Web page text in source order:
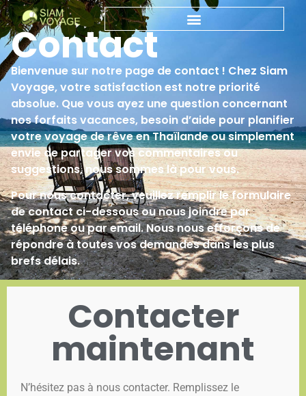
Contact
Bienvenue sur notre page de contact ! Chez Siam
Voyage, votre satisfaction est notre priorité
absolue. Que vous ayez une question concernant
nos forfaits vacances, besoin d’aide pour planifier
votre voyage de rêve en Thaïlande ou simplement
envie de partager vos commentaires ou
suggestions, nous sommes là pour vous.
Pour nous contacter, veuillez remplir le formulaire
de contact ci-dessous ou nous joindre par
téléphone ou par email. Nous nous efforçons de
répondre à toutes vos demandes dans les plus
brefs délais.
Contacter
maintenant
N’hésitez pas à nous contacter. Remplissez le